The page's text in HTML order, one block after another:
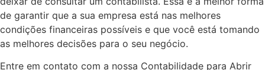
de garantir que a sua empresa está nas melhores
condições financeiras possíveis e que você está tomando
as melhores decisões para o seu negócio.
Entre em contato com a nossa Contabilidade para Abrir